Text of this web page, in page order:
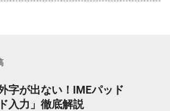
字が出ない！IMEパッド
入力」徹底解説